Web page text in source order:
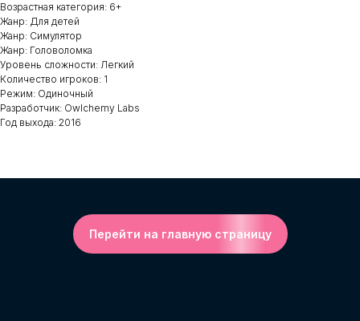
Возрастная категория: 6+
Жанр: Для детей
Жанр: Симулятор
Жанр: Головоломка
Уровень сложности: Легкий
Количество игроков: 1
Режим: Одиночный
Разработчик: Owlchemy Labs
Год выхода: 2016
Перейти на главную страницу